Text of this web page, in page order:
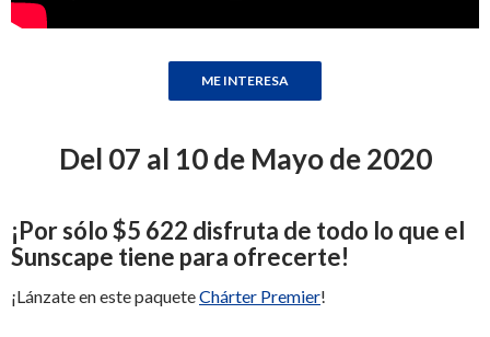
Del 07 al 10 de Mayo de 2020
¡Por sólo$5 622 disfruta de todo lo que el
Sunscape tiene para ofrecerte!
¡Lánzate en este paqueteChárter Premier!